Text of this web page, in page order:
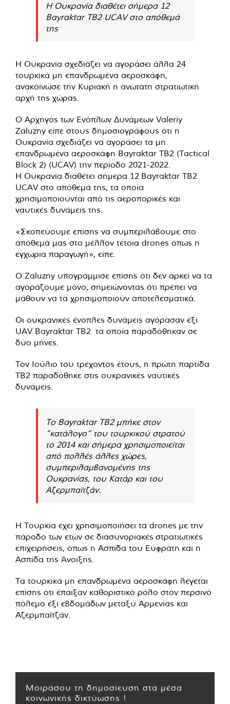
Η Ουκρανία διαθέτει σήμερα 12
Bayraktar TB2 UCAV στο απόθεμά
της
Η Ουκρανία σχεδιάζει να αγοράσει άλλα 24
τουρκικά μη επανδρωμένα αεροσκάφη,
ανακοίνωσε την Κυριακή η ανώτατη στρατιωτική
αρχή της χώρας.
Ο Αρχηγός των Ενόπλων Δυνάμεων Valeriy
Zaluzny είπε στους δημοσιογράφους ότι η
Ουκρανία σχεδιάζει να αγοράσει τα μη
επανδρωμένα αεροσκάφη Bayraktar TB2 (Tactical
Block 2) (UCAV) την περίοδο 2021-2022.
Η Ουκρανία διαθέτει σήμερα 12 Bayraktar TB2
UCAV στο απόθεμά της, τα οποία
χρησιμοποιούνται από τις αεροπορικές και
ναυτικές δυνάμεις της.
«Σκοπεύουμε επίσης να συμπεριλάβουμε στο
απόθεμά μας στο μέλλον τέτοια drones όπως η
εγχώρια παραγωγή», είπε.
Ο Zaluzny υπογράμμισε επίσης ότι δεν αρκεί να τα
αγοράζουμε μόνο, σημειώνοντας ότι πρέπει να
μάθουν να τα χρησιμοποιούν αποτελεσματικά.
Οι ουκρανικές ένοπλες δυνάμεις αγόρασαν έξι
UAV Bayraktar TB2 τα οποία παραδόθηκαν σε
δύο μήνες.
Τον Ιούλιο του τρέχοντος έτους, η πρώτη παρτίδα
TB2 παραδόθηκε στις ουκρανικές ναυτικές
δυνάμεις.
Το Bayraktar TB2 μπήκε στον
”κατάλογο” του τουρκικού στρατού
το 2014 και σήμερα χρησιμοποιείται
από πολλές άλλες χώρες,
συμπεριλαμβανομένης της
Ουκρανίας, του Κατάρ και του
Αζερμπαϊτζάν.
Η Τουρκία έχει χρησιμοποιήσει τα drones με την
πάροδο των ετών σε διασυνοριακές στρατιωτικές
επιχειρήσεις, όπως η Ασπίδα του Ευφράτη και η
Ασπίδα της Άνοιξης.
Τα τουρκικά μη επανδρωμένα αεροσκάφη λέγεται
επίσης ότι έπαιξαν καθοριστικό ρόλο στον περσινό
πόλεμο έξι εβδομάδων μεταξύ Αρμενίας και
Αζερμπαϊτζάν.
Μοιράσου τη δημοσίευση στα μέσα
κοινωνικής δικτύωσης !